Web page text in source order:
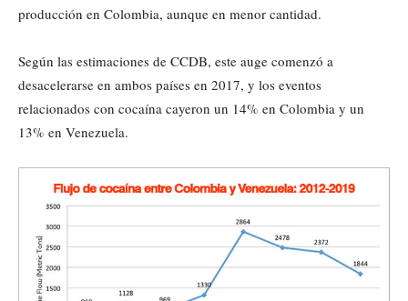
producción en Colombia, aunque en menor cantidad.
Según las estimaciones de CCDB, este auge comenzó a
desacelerarse en ambos países en 2017, y los eventos
relacionados con cocaína cayeron un 14% en Colombia y un
13% en Venezuela.